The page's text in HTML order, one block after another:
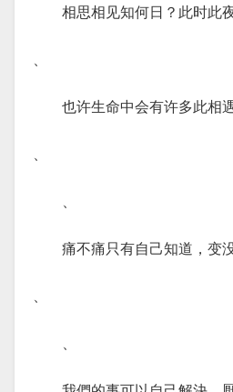
相思相见知何日？此时此
、
也许生命中会有许多此相
、
、
痛不痛只有自己知道，变
、
、